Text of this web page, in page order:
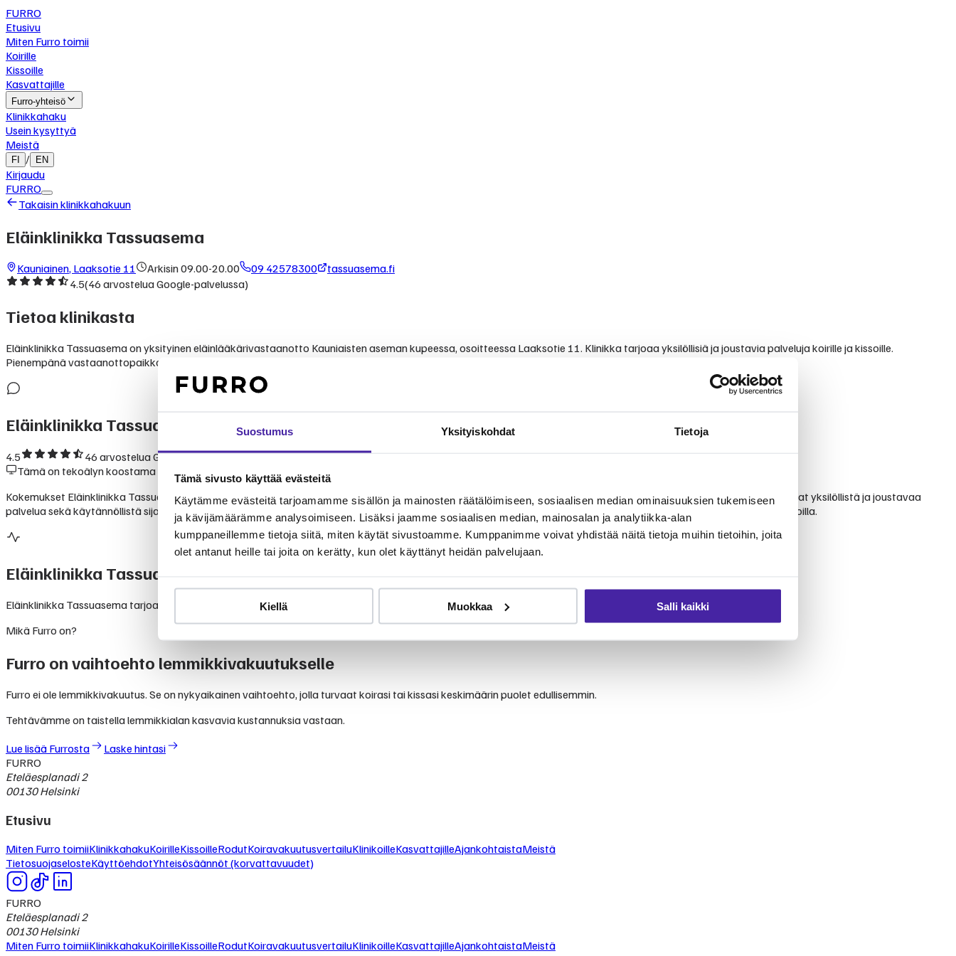
Suostumus Yksityiskohdat Tietoja
Tämä sivusto käyttää evästeitä
Käytämme evästeitä tarjoamamme sisällön ja mainosten räätälöimiseen, sosiaalisen median ominaisuuksien tukemiseen
ja kävijämäärämme analysoimiseen. Lisäksi jaamme sosiaalisen median, mainosalan ja analytiikka-alan
kumppaneillemme tietoja siitä, miten käytät sivustoamme. Kumppanimme voivat yhdistää näitä tietoja muihin tietoihin, joita
olet antanut heille tai joita on kerätty, kun olet käyttänyt heidän palvelujaan.
Kiellä Muokkaa Salli kaikki
FURRO
Etusivu
Miten Furro toimii
Koirille
Kissoille
Kasvattajille
Furro-yhteisö
Klinikkahaku
Usein kysyttyä
Meistä
FI / EN
Kirjaudu
FURRO
Takaisin klinikkahakuun
Eläinklinikka Tassuasema
Kauniainen, Laaksotie 11 Arkisin 09.00-20.00 09 42578300
tassuasema.fi
4.5(46arvostelua Google-palvelussa)
Tietoa klinikasta
Eläinklinikka Tassuasema on yksityinen eläinlääkärivastaanotto Kauniaisten aseman kupeessa, osoitteessa Laaksotie 11. Klinikka tarjoaa yksilöllisiä ja joustavia palveluja koirille ja kissoille.
Pienempänä vastaanottopaikkana Tassuasema keskittyy henkilökohtaiseen hoitoon Kauniaisten ja lähialueiden lemmikinomistajille.
Eläinklinikka Tassuasema — kokemukset ja arvostelut
4.5 46arvostelua Googlessa
Tämä on tekoälyn koostama yhteenveto julkisesti saatavilla olevista kokemuksista ja arvioista.
Kokemukset Eläinklinikka Tassuasemasta ovat pääosin myönteisiä. Google-palvelussa klinikka on saanut arvosanan 4,5 yhteensä 46 arvostelusta. Asiakkaat arvostavat yksilöllistä ja joustavaa
palvelua sekä käytännöllistä sijaintia Kauniaisten aseman vieressä. Pienempänä vastaanottopaikkana klinikan palvelutarjonta on rajatumpi kuin suuremmilla eläinklinikoilla.
Eläinklinikka Tassuasema
Eläinklinikka Tassuasema tarjoaa yksilöllisiä eläinlääkäripalveluja koirille ja kissoille Kauniaisten aseman kupeessa.
Mikä Furro on?
Furro on vaihtoehto lemmikkivakuutukselle
Furro ei ole lemmikkivakuutus. Se on nykyaikainen vaihtoehto, jolla turvaat koirasi tai kissasi keskimäärin puolet edullisemmin.
Tehtävämme on taistella lemmikkialan kasvavia kustannuksia vastaan.
Lue lisää Furrosta
Laske hintasi
FURRO
Eteläesplanadi 2
00130 Helsinki
Etusivu
Miten Furro toimiiKlinikkahakuKoirilleKissoilleRodutKoiravakuutusvertailuKlinikoilleKasvattajilleAjankohtaistaMeistä
TietosuojaselosteKäyttöehdotYhteisösäännöt (korvattavuudet)
FURRO
Eteläesplanadi 2
00130 Helsinki
Miten Furro toimiiKlinikkahakuKoirilleKissoilleRodutKoiravakuutusvertailuKlinikoilleKasvattajilleAjankohtaistaMeistä